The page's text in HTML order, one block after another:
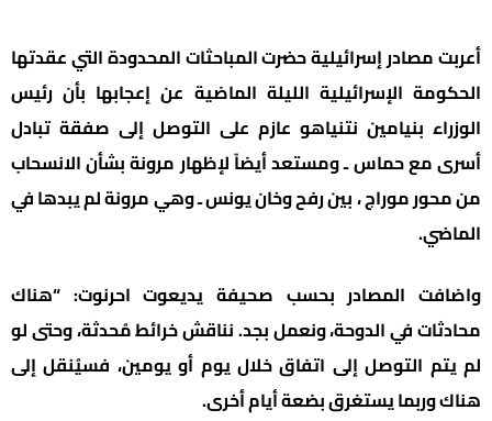
أعربت مصادر إسرائيلية حضرت المباحثات المحدودة التي عقدتها
الحكومة الإسرائيلية الليلة الماضية عن إعجابها بأن رئيس
الوزراء بنيامين نتنياهو عازم على التوصل إلى صفقة تبادل
أسرى مع حماس ـ ومستعد أيضاً لإظهار مرونة بشأن الانسحاب
من محور موراج ، بين رفح وخان يونس ـ وهي مرونة لم يبدها في
الماضي.
واضافت المصادر بحسب صحيفة يديعوت احرنوت: “هناك
محادثات في الدوحة، ونعمل بجد. نناقش خرائط مُحدثة، وحتى لو
لم يتم التوصل إلى اتفاق خلال يوم أو يومين، فسيُنقل إلى
هناك وربما يستغرق بضعة أيام أخرى.